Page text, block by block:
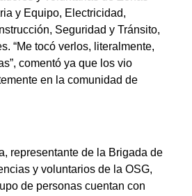
y Equipo, Electricidad,
Seguridad y Tránsito,
“Me tocó verlos, literalmente,
comentó ya que los vio
en la comunidad de
representante de la Brigada de
y voluntarios de la OSG,
de personas cuentan con